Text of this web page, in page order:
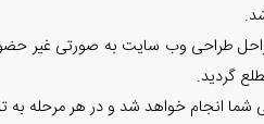
طراحی وب سایت به صورتی غیر
گردید.
شما انجام خواهد شد و در هر مرحله به